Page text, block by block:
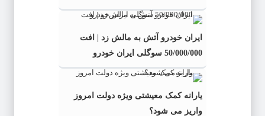
ایران خودرو آتش به مالش زد | افت
50/000/000 سوگلی ایران خودرو
یارانه کمک معیشتی ویژه دولت امروز
واریز می شود؟